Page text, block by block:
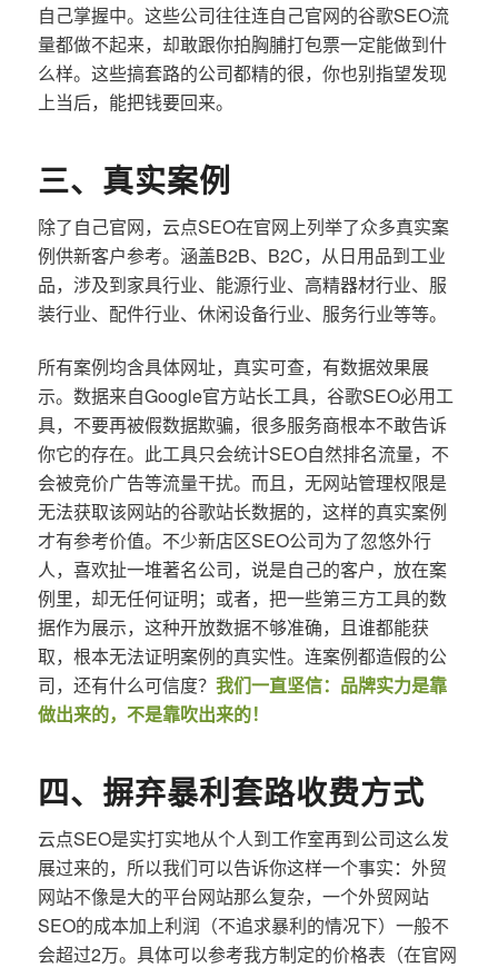
自己掌握中。这些公司往往连自己官网的谷歌SEO流
量都做不起来，却敢跟你拍胸脯打包票一定能做到什
么样。这些搞套路的公司都精的很，你也别指望发现
上当后，能把钱要回来。
三、真实案例
除了自己官网，云点SEO在官网上列举了众多真实案
例供新客户参考。涵盖B2B、B2C，从日用品到工业
品，涉及到家具行业、能源行业、高精器材行业、服
装行业、配件行业、休闲设备行业、服务行业等等。
所有案例均含具体网址，真实可查，有数据效果展
示。数据来自Google官方站长工具，谷歌SEO必用工
具，不要再被假数据欺骗，很多服务商根本不敢告诉
你它的存在。此工具只会统计SEO自然排名流量，不
会被竞价广告等流量干扰。而且，无网站管理权限是
无法获取该网站的谷歌站长数据的，这样的真实案例
才有参考价值。不少新店区SEO公司为了忽悠外行
人，喜欢扯一堆著名公司，说是自己的客户，放在案
例里，却无任何证明；或者，把一些第三方工具的数
据作为展示，这种开放数据不够准确，且谁都能获
取，根本无法证明案例的真实性。连案例都造假的公
司，还有什么可信度？ 我们一直坚信：品牌实力是靠
做出来的，不是靠吹出来的！
四、摒弃暴利套路收费方式
云点SEO是实打实地从个人到工作室再到公司这么发
展过来的，所以我们可以告诉你这样一个事实：外贸
网站不像是大的平台网站那么复杂，一个外贸网站
SEO的成本加上利润（不追求暴利的情况下）一般不
会超过2万。具体可以参考我方制定的价格表（在官网